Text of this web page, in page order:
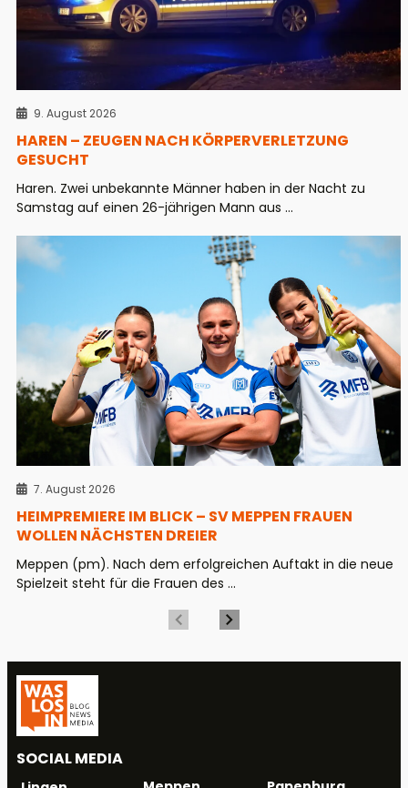
9. August 2026
HAREN – ZEUGEN NACH KÖRPERVERLETZUNG
GESUCHT
Haren. Zwei unbekannte Männer haben in der Nacht zu
Samstag auf einen 26-jährigen Mann aus ...
7. August 2026
HEIMPREMIERE IM BLICK – SV MEPPEN FRAUEN
WOLLEN NÄCHSTEN DREIER
Meppen (pm). Nach dem erfolgreichen Auftakt in die neue
Spielzeit steht für die Frauen des ...
SOCIAL MEDIA